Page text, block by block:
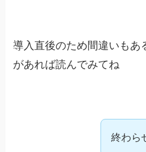
導入直後のため間違いもあ
があれば読んでみてね
終わら